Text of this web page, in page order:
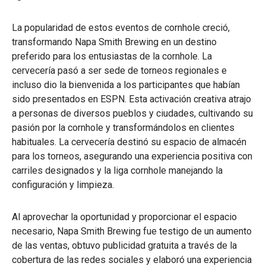
La popularidad de estos eventos de cornhole creció,
transformando Napa Smith Brewing en un destino
preferido para los entusiastas de la cornhole. La
cervecería pasó a ser sede de torneos regionales e
incluso dio la bienvenida a los participantes que habían
sido presentados en ESPN. Esta activación creativa atrajo
a personas de diversos pueblos y ciudades, cultivando su
pasión por la cornhole y transformándolos en clientes
habituales. La cervecería destinó su espacio de almacén
para los torneos, asegurando una experiencia positiva con
carriles designados y la liga cornhole manejando la
configuración y limpieza.
Al aprovechar la oportunidad y proporcionar el espacio
necesario, Napa Smith Brewing fue testigo de un aumento
de las ventas, obtuvo publicidad gratuita a través de la
cobertura de las redes sociales y elaboró una experiencia